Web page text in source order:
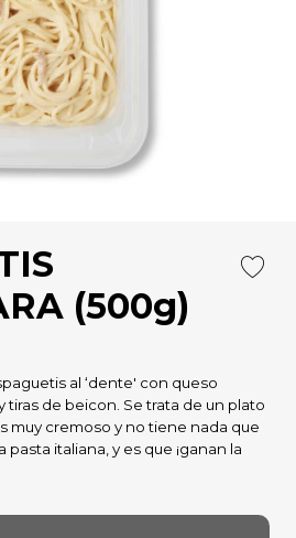
(500g)
al ‘dente' con queso
tiras de beicon. Se trata de un plato
muy cremoso y no tiene nada que
italiana, y es que ¡ganan la